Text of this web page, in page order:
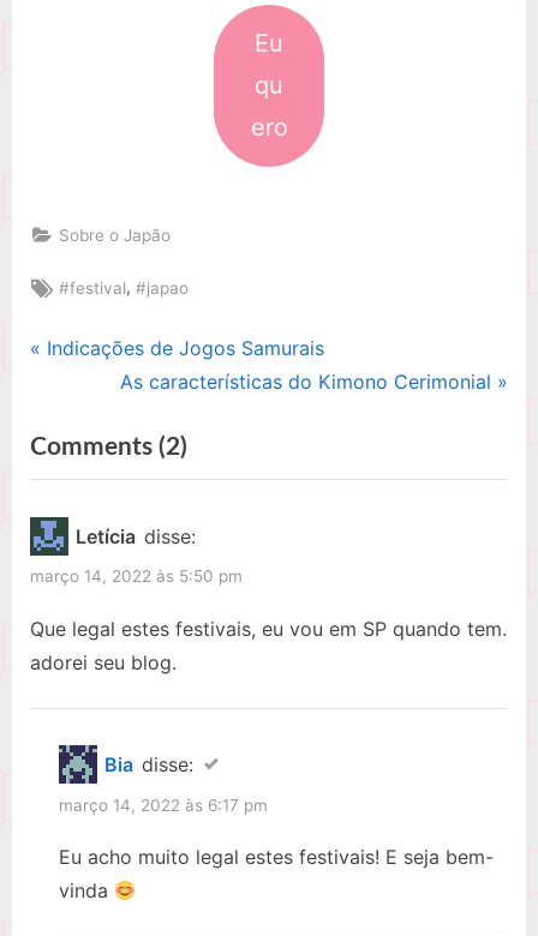
Eu
qu
ero
Sobre o Japão
Tags:
#festival,#japao
Navegação
Post
P
v
i
o
u
s
t
Indicações de Jogos Samurais
N
x
t
o
s
As características do Kimono Cerimonial
Comments (2)
“4
no
Letícia disse:
março 14, 2022 às 5:50 pm
Que legal estes festivais, eu vou em SP quando tem.
adorei seu blog.
Bia disse:
março 14, 2022 às 6:17 pm
Eu acho muito legal estes festivais! E seja bem-
vinda